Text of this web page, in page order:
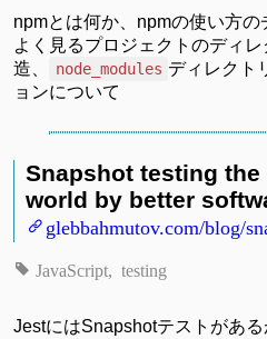
npmとは何か、npmの使い方の
よく見るプロジェクトのディ
造、
node_modules ディレクト
ョンについて
Snapshot testing
world by better
glebbahmutov.com/blog/
JavaScript testing
JestにはSnapshotテストがあ